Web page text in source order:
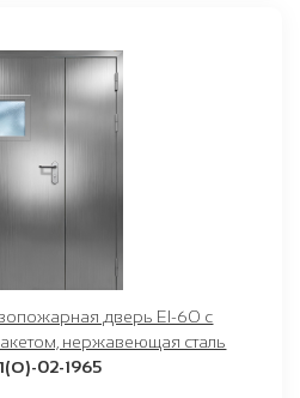
дверь EI-60 с
нержавеющая сталь
02-1965